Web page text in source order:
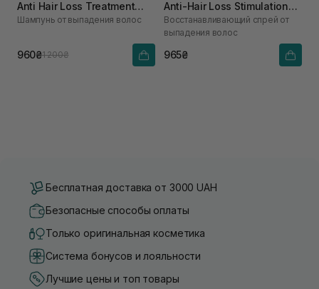
Anti Hair Loss Treatment
Shampoo 200 мл
Шампунь от выпадения волос
960₴1 200₴
Anti-Hair Loss Stimulation
Scalp Spray 120 мл
Восстанавливающий спрей от
выпадения волос
965₴
Бесплатная доставка от 3000 UAH
Безопасные способы оплаты
Только оригинальная косметика
Система бонусов и лояльности
Лучшие цены и топ товары